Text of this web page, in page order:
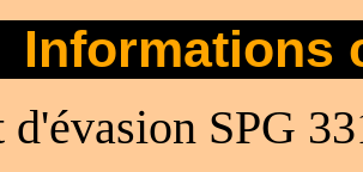
Informations
d'évasion SPG